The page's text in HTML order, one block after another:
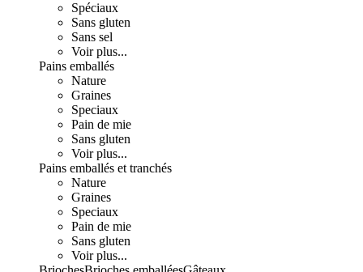
Spéciaux
Sans gluten
Sans sel
Voir plus...
Pains emballés
Nature
Graines
Speciaux
Pain de mie
Sans gluten
Voir plus...
Pains emballés et tranchés
Nature
Graines
Speciaux
Pain de mie
Sans gluten
Voir plus...